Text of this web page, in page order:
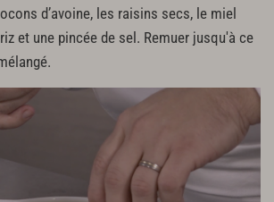
d’avoine, les raisins secs, le miel
et une pincée de sel. Remuer jusqu'à ce